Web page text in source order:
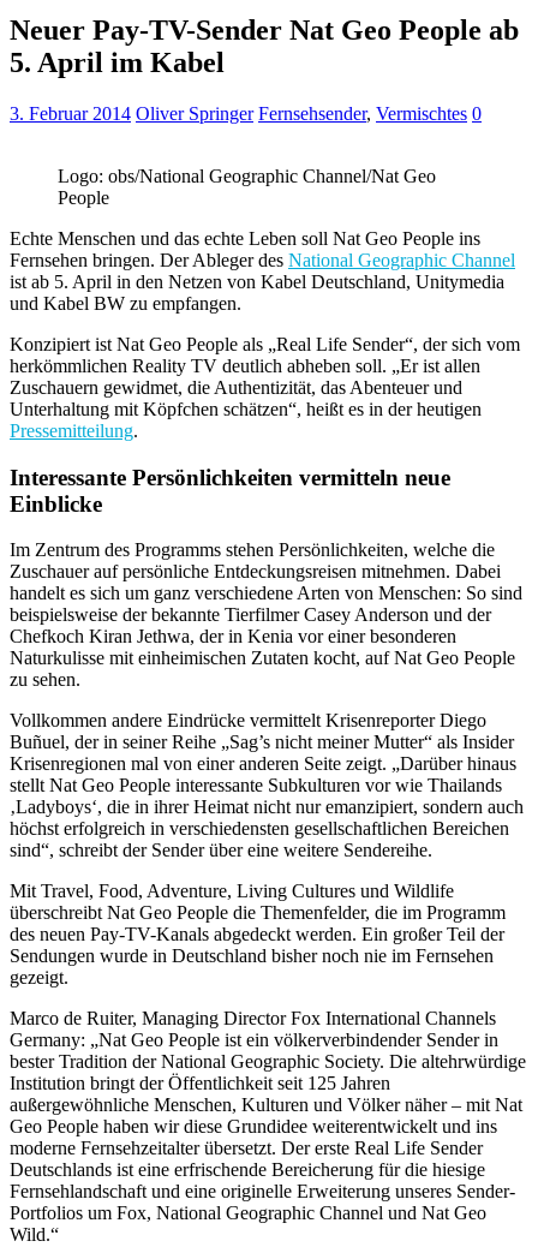
Neuer Pay-TV-Sender Nat Geo People ab
5. April im Kabel
3. Februar 2014 Oliver Springer Fernsehsender, Vermischtes 0
Logo: obs/National Geographic Channel/Nat Geo
People
Echte Menschen und das echte Leben soll Nat Geo People ins
Fernsehen bringen. Der Ableger des National Geographic Channel
ist ab 5. April in den Netzen von Kabel Deutschland, Unitymedia
und Kabel BW zu empfangen.
Konzipiert ist Nat Geo People als „Real Life Sender“, der sich vom
herkömmlichen Reality TV deutlich abheben soll. „Er ist allen
Zuschauern gewidmet, die Authentizität, das Abenteuer und
Unterhaltung mit Köpfchen schätzen“, heißt es in der heutigen
Pressemitteilung.
Interessante Persönlichkeiten vermitteln neue
Einblicke
Im Zentrum des Programms stehen Persönlichkeiten, welche die
Zuschauer auf persönliche Entdeckungsreisen mitnehmen. Dabei
handelt es sich um ganz verschiedene Arten von Menschen: So sind
beispielsweise der bekannte Tierfilmer Casey Anderson und der
Chefkoch Kiran Jethwa, der in Kenia vor einer besonderen
Naturkulisse mit einheimischen Zutaten kocht, auf Nat Geo People
zu sehen.
Vollkommen andere Eindrücke vermittelt Krisenreporter Diego
Buñuel, der in seiner Reihe „Sag’s nicht meiner Mutter“ als Insider
Krisenregionen mal von einer anderen Seite zeigt. „Darüber hinaus
stellt Nat Geo People interessante Subkulturen vor wie Thailands
‚Ladyboys‘, die in ihrer Heimat nicht nur emanzipiert, sondern auch
höchst erfolgreich in verschiedensten gesellschaftlichen Bereichen
sind“, schreibt der Sender über eine weitere Sendereihe.
Mit Travel, Food, Adventure, Living Cultures und Wildlife
überschreibt Nat Geo People die Themenfelder, die im Programm
des neuen Pay-TV-Kanals abgedeckt werden. Ein großer Teil der
Sendungen wurde in Deutschland bisher noch nie im Fernsehen
gezeigt.
Marco de Ruiter, Managing Director Fox International Channels
Germany: „Nat Geo People ist ein völkerverbindender Sender in
bester Tradition der National Geographic Society. Die altehrwürdige
Institution bringt der Öffentlichkeit seit 125 Jahren
außergewöhnliche Menschen, Kulturen und Völker näher – mit Nat
Geo People haben wir diese Grundidee weiterentwickelt und ins
moderne Fernsehzeitalter übersetzt. Der erste Real Life Sender
Deutschlands ist eine erfrischende Bereicherung für die hiesige
Fernsehlandschaft und eine originelle Erweiterung unseres Sender-
Portfolios um Fox, National Geographic Channel und Nat Geo
Wild.“